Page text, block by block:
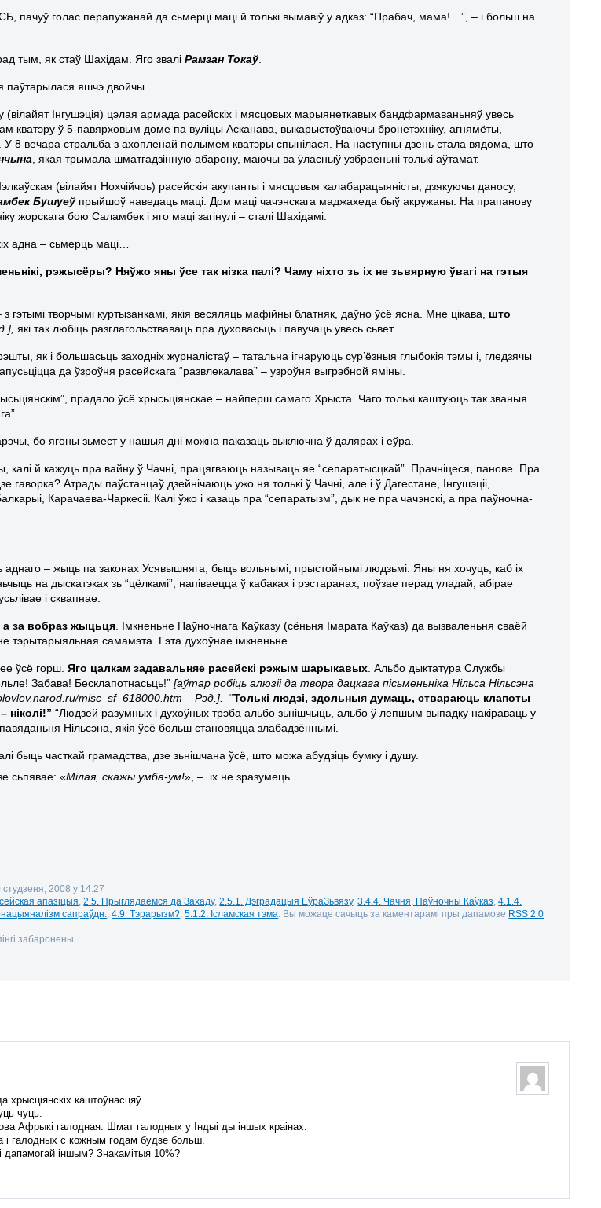
пачуў голас перапужанай да сьмерці маці й толькі вымавіў у адказ: “Прабач, мама!…”, – і больш на
тым, як стаў Шахідам. Яго зваліРамзан Токаў.
паўтарылася яшчэ двойчы…
Інгушэція) цэлая армада расейскіх і мясцовых марыянеткавых бандфармаваньняў увесь
кватэру ў 5-павярховым доме па вуліцы Асканава, выкарыстоўваючы бронетэхніку, агнямёты,
У 8 вечара стральба з ахопленай полымем кватэры спынілася. На наступны дзень стала вядома, што
, якая трымала шматгадзінную абарону, маючы ва ўласныў узбраеньні толькі аўтамат.
(вілайят Нохчійчоь) расейскія акупанты і мясцовыя калабарацыяністы, дзякуючы даносу,
Бушуеўпрыйшоў наведаць маці. Дом маці чачэнскага маджахеда быў акружаны. На прапанову
жорскага бою Саламбек і яго маці загінулі – сталі Шахідамі.
адна – сьмерць маці…
рэжысёры? Няўжо яны ўсе так нізка палі? Чаму ніхто зь іх не зьвярную ўвагі на гэтыя
гэтымі творчымі куртызанкамі, якія весяляць мафійны блатняк, даўно ўсё ясна. Мне цікава, што
які так любіць разглагольстваваць пра духовасьць і павучаць увесь сьвет.
як і большасьць заходніх журналістаў – татальна ігнаруюць сур’ёзныя глыбокія тэмы і, гледзячы
да ўзроўня расейскага “развлекалава” – узроўня выгрэбной яміны.
прадало ўсё хрысьціянскае – найперш самаго Хрыста. Чаго толькі каштуюць так званыя
бо ягоны зьмест у нашыя дні можна паказаць выключна ў далярах і еўра.
калі й кажуць пра вайну ў Чачні, працягваюць называць яе “сепаратысцкай”. Прачніцеся, панове. Пра
гаворка? Атрады паўстанцаў дзейнічаюць ужо ня толькі ў Чачні, але і ў Дагестане, Інгушэціі,
Карачаева-Чаркесіі. Калі ўжо і казаць пра “сепаратызм”, дык не пра чачэнскі, а пра паўночна-
– жыць па законах Усявышняга, быць вольнымі, прыстойнымі людзьмі. Яны ня хочуць, каб іх
на дыскатэках зь “цёлкамі”, напіваецца ў кабаках і рэстаранах, поўзае перад уладай, абірае
і сквапнае.
а за вобраз жыцьця . Імкненьне Паўночнага Каўказу (сёньня Імарата Каўказ) да вызваленьня сваёй
тэрытарыяльная самамэта. Гэта духоўнае імкненьне.
ўсё горш.Яго цалкам задавальняе расейскі рэжым шарыкавых . Альбо дыктатура Службы
Забава! Бесклапотнасьць!”[аўтар робіць алюзіі да твора дацкага пісьменьніка Нільса Нільсэна
misc_sf_618000.htm – Рэд.]. “Толькі людзі, здольныя думаць, ствараюць клапоты
ніколі!” “Людзей разумных і духоўных трэба альбо зьнішчыць, альбо ў лепшым выпадку накіраваць у
Нільсэна, якія ўсё больш становяцца злабадзённымі.
быць часткай грамадства, дзе зьнішчана ўсё, што можа абудзіць бумку і душу.
сьпявае: «Мілая, скажы умба-ум!» , – іх незразумець..
студзеня, 2008 у 14:27
апазіцыя ,2.5. Прыглядаемся да Захаду,2.5.1. Дэградацыя ЕўраЗьвязу,3.4.4. Чачня, Паўночны Каўказ ,4.1.4.
сапраўдн. ,4.9. Тэрарызм? ,5.1.2. Ісламская тэма . Вы можаце сачыць за каментарамі пры дапамозе RSS 2.0
забаронены.
каштоўнасцяў.
чуць.
Афрыкі галодная. Шмат галодных у Індыі ды іншых краінах.
і галодных с кожным годам будзе больш.
дапамогай іншым? Знакамітыя 10%?